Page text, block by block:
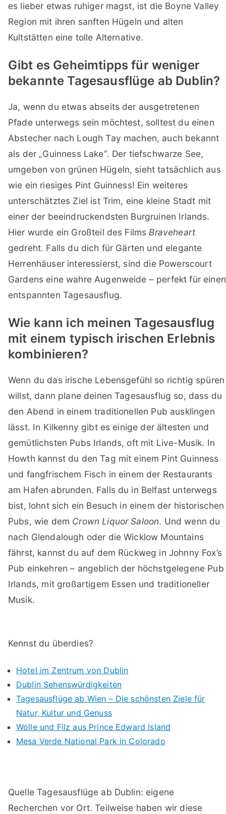
es lieber etwas ruhiger magst, ist die Boyne Valley
Region mit ihren sanften Hügeln und alten
Kultstätten eine tolle Alternative.
Gibt es Geheimtipps für weniger
bekannte Tagesausflüge ab Dublin?
Ja, wenn du etwas abseits der ausgetretenen
Pfade unterwegs sein möchtest, solltest du einen
Abstecher nach Lough Tay machen, auch bekannt
als der „Guinness Lake“. Der tiefschwarze See,
umgeben von grünen Hügeln, sieht tatsächlich aus
wie ein riesiges Pint Guinness! Ein weiteres
unterschätztes Ziel ist Trim, eine kleine Stadt mit
einer der beeindruckendsten Burgruinen Irlands.
Hier wurde ein Großteil des FilmsBraveheart
gedreht. Falls du dich für Gärten und elegante
Herrenhäuser interessierst, sind die Powerscourt
Gardens eine wahre Augenweide – perfekt für einen
entspannten Tagesausflug.
Wie kann ich meinen Tagesausflug
mit einem typisch irischen Erlebnis
kombinieren?
Wenn du das irische Lebensgefühl so richtig spüren
willst, dann plane deinen Tagesausflug so, dass du
den Abend in einem traditionellen Pub ausklingen
lässt. In Kilkenny gibt es einige der ältesten und
gemütlichsten Pubs Irlands, oft mit Live-Musik. In
Howth kannst du den Tag mit einem Pint Guinness
und fangfrischem Fisch in einem der Restaurants
am Hafen abrunden. Falls du in Belfast unterwegs
bist, lohnt sich ein Besuch in einem der historischen
Pubs, wie dem Crown Liquor Saloon. Und wenn du
nach Glendalough oder die Wicklow Mountains
fährst, kannst du auf dem Rückweg in Johnny Fox’s
Pub einkehren – angeblich der höchstgelegene Pub
Irlands, mit großartigem Essen und traditioneller
Musik.
Kennst du überdies?
Hotel im Zentrum von Dublin
Dublin Sehenswürdigkeiten
Tagesausflüge ab Wien – Die schönsten Ziele für
Natur, Kultur und Genuss
Wolle und Filz aus Prince Edward Island
Mesa Verde National Park in Colorado
Quelle Tagesausflüge ab Dublin: eigene
Recherchen vor Ort. Teilweise haben wir diese